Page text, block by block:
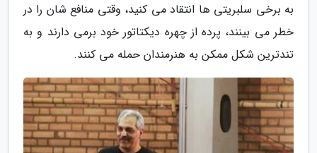
به برخی سلبریتی ها انتقاد می کنید، وقتی منافع شان را در
خطر می بینند، پرده از چهره دیکتاتور خود برمی دارند و به
تندترین شکل ممکن به هنرمندان حمله می کنند.